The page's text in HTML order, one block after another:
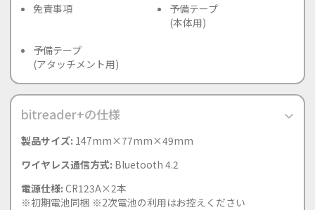
免責事項
予備テープ
(本体用)
予備テープ
(アタッチメント用)
bitreader+の仕様
製品サイズ: 147mm×77mm×49mm
ワイヤレス通信方式: Bluetooth 4.2
電源仕様: CR123A×2本
※初期電池同梱 ※2次電池の利用はお控えください